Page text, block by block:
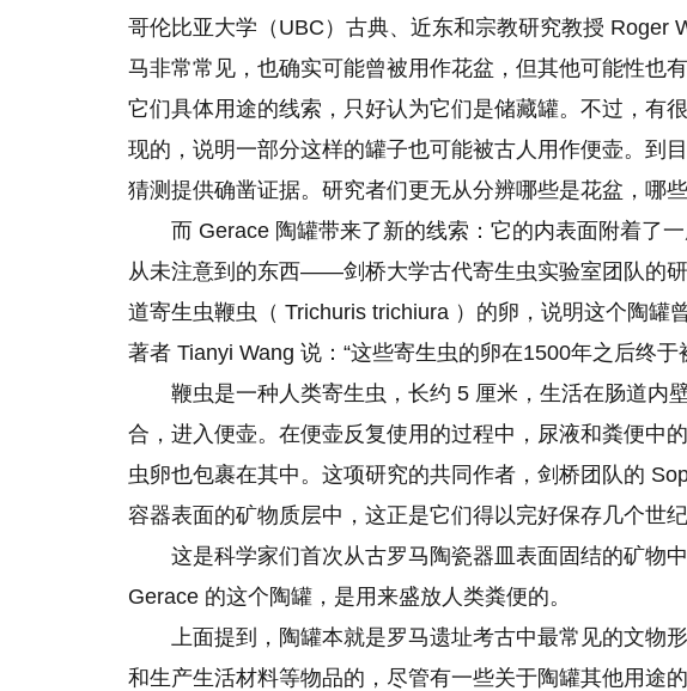
哥伦比亚大学（UBC）古典、近东和宗教研究教授 Roger
马非常常见，也确实可能曾被用作花盆，但其他可能性也
它们具体用途的线索，只好认为它们是储藏罐。不过，有
现的，说明一部分这样的罐子也可能被古人用作便壶。到
猜测提供确凿证据。研究者们更无从分辨哪些是花盆，哪
而 Gerace 陶罐带来了新的线索：它的内表面附着了
从未注意到的东西——剑桥大学古代寄生虫实验室团队的
道寄生虫鞭虫（ Trichuris trichiura ）的卵，说明这个陶罐
著者 Tianyi Wang 说：“这些寄生虫的卵在1500年之后终
鞭虫是一种人类寄生虫，长约 5 厘米，生活在肠道内
合，进入便壶。在便壶反复使用 的过程中，尿液和粪便中
虫卵也包裹在其中。这项研究的共同作者，剑桥团队的
容器表面的矿物质层中，这正是它们得以完好保存几个世
这是科学家们首次从古罗马陶瓷器皿表面固结的矿物
Gerace 的这个陶罐，是用来盛放人类粪便的。
上面提到，陶罐本就是罗马遗址考古中最常见的文物
和生产生活材料等物品的，尽管有一些关于陶罐其他用途